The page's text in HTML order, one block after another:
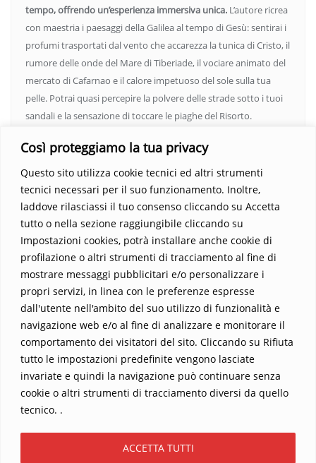
Così proteggiamo la tua privacy
Questo sito utilizza cookie tecnici ed altri strumenti
tecnici necessari per il suo funzionamento. Inoltre,
laddove rilasciassi il tuo consenso cliccando su Accetta
tutto o nella sezione raggiungibile cliccando su
Impostazioni cookies, potrà installare anche cookie di
profilazione o altri strumenti di tracciamento al fine di
mostrare messaggi pubblicitari e/o personalizzare i
propri servizi, in linea con le preferenze espresse
dall'utente nell'ambito del suo utilizzo di funzionalità e
navigazione web e/o al fine di analizzare e monitorare il
comportamento dei visitatori del sito. Cliccando su Rifiuta
tutto le impostazioni predefinite vengono lasciate
invariate e quindi la navigazione può continuare senza
cookie o altri strumenti di tracciamento diversi da quello
tecnico. .
ACCETTA TUTTI
tempo, offrendo un’esperienza immersiva unica. L’autore ricrea
con maestria i paesaggi della Galilea al tempo di Gesù: sentirai i
profumi trasportati dal vento che accarezza la tunica di Cristo, il
rumore delle onde del Mare di Tiberiade, il vociare animato del
mercato di Cafarnao e il calore impetuoso del sole sulla tua
pelle. Potrai quasi percepire la polvere delle strade sotto i tuoi
sandali e la sensazione di toccare le piaghe del Risorto.
vedere oltre i confini del conosciuto. Scopri un mondo in cui
fede e realtà si fondono, rendendo ogni pagina un’esperienza
indimenticabile.Non perdere l’occasione di immergerti in
questo viaggio straordinario. Acquista il libro e lascia che la
Parola trasformi la tua vita.
Home Contatti
Sostieni La Buona Parola – dona 5 €, 10 €, 25 €… il tuo contributo
I viaggi dell’anima
Catechesi